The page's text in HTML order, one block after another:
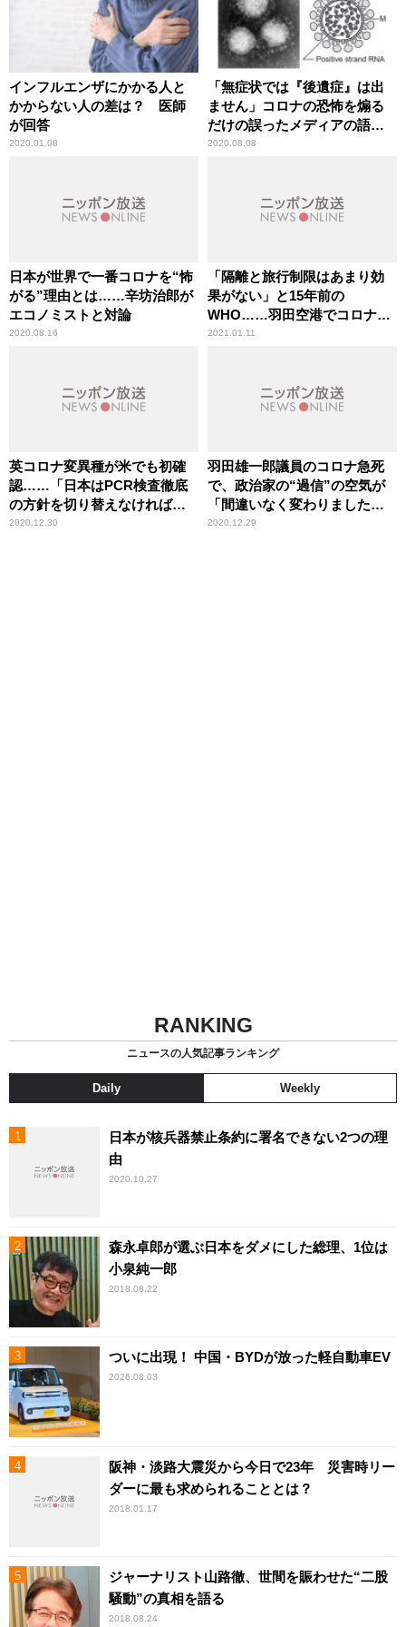
インフルエンザにかかる人と
かからない人の差は？ 医師
が回答
2020.01.08
「無症状では『後遺症』は出
ません」コロナの恐怖を煽る
だけの誤ったメディアの語法
に辛坊治郎が異議
2020.08.08
日本が世界で一番コロナを“怖
がる”理由とは……辛坊治郎が
エコノミストと対論
2020.08.16
「隔離と旅行制限はあまり効
果がない」と15年前の
WHO……羽田空港でコロナ新
変異種
2021.01.11
英コロナ変異種が米でも初確
認……「日本はPCR検査徹底
の方針を切り替えなければ駄
目」辛坊治郎が批判
2020.12.30
羽田雄一郎議員のコロナ急死
で、政治家の“過信”の空気が
「間違いなく変わりました」
……週刊文春記者が分析
2020.12.29
RANKING
ニュースの人気記事ランキング
Daily Weekly
日本が核兵器禁止条約に署名できない2つの理
由
2020.10.27
森永卓郎が選ぶ日本をダメにした総理、1位は
小泉純一郎
2018.08.22
ついに出現！ 中国・BYDが放った軽自動車EV
2026.08.03
阪神・淡路大震災から今日で23年 災害時リー
ダーに最も求められることとは？
2018.01.17
ジャーナリスト山路徹、世間を賑わせた“二股
騒動”の真相を語る
2018.08.24